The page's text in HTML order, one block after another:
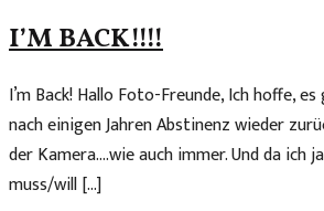
I’M BACK!!!!
I’m Back! Hallo Foto-Freunde, Ich hoffe,
nach einigen Jahren Abstinenz wieder
der Kamera….wie auch immer. Und da ich
muss/will […]